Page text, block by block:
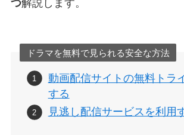
つ解説します。
ドラマを無料で見られる安全な方法
動画配信サイトの無料トラ
する
見逃し配信サービスを利用